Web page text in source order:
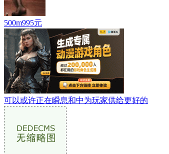
500m995元
可以或许正在瞬息和中为玩家供给更好的